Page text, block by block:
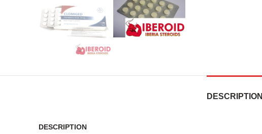
DESCRIPTION
DESCRIPTION